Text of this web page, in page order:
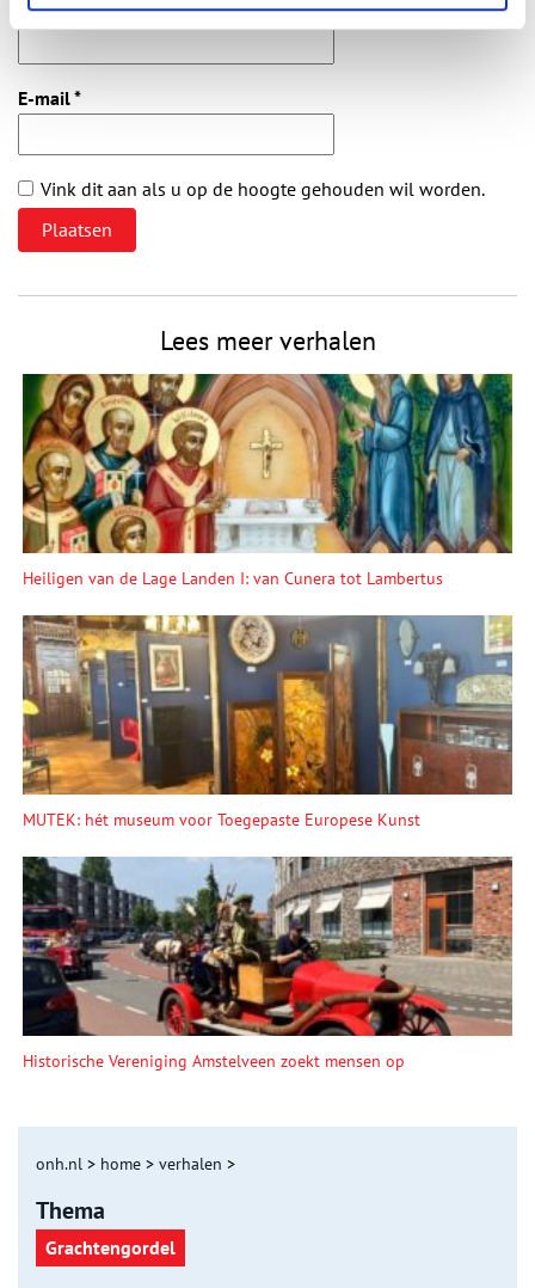
Naam*
E-mail*
Vink dit aan als u op de hoogte gehouden wil worden.
Lees meer verhalen
Heiligen van de Lage Landen I: van Cunera tot Lambertus
MUTEK: hét museum voor Toegepaste Europese Kunst
Historische Vereniging Amstelveen zoekt mensen op
onh.nl > home > verhalen >
Thema
Grachtengordel